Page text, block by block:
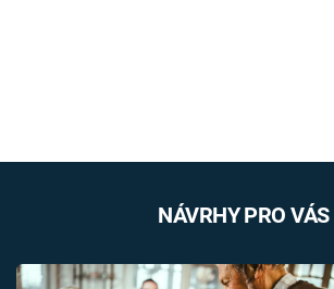
NÁVRHY PRO VÁS